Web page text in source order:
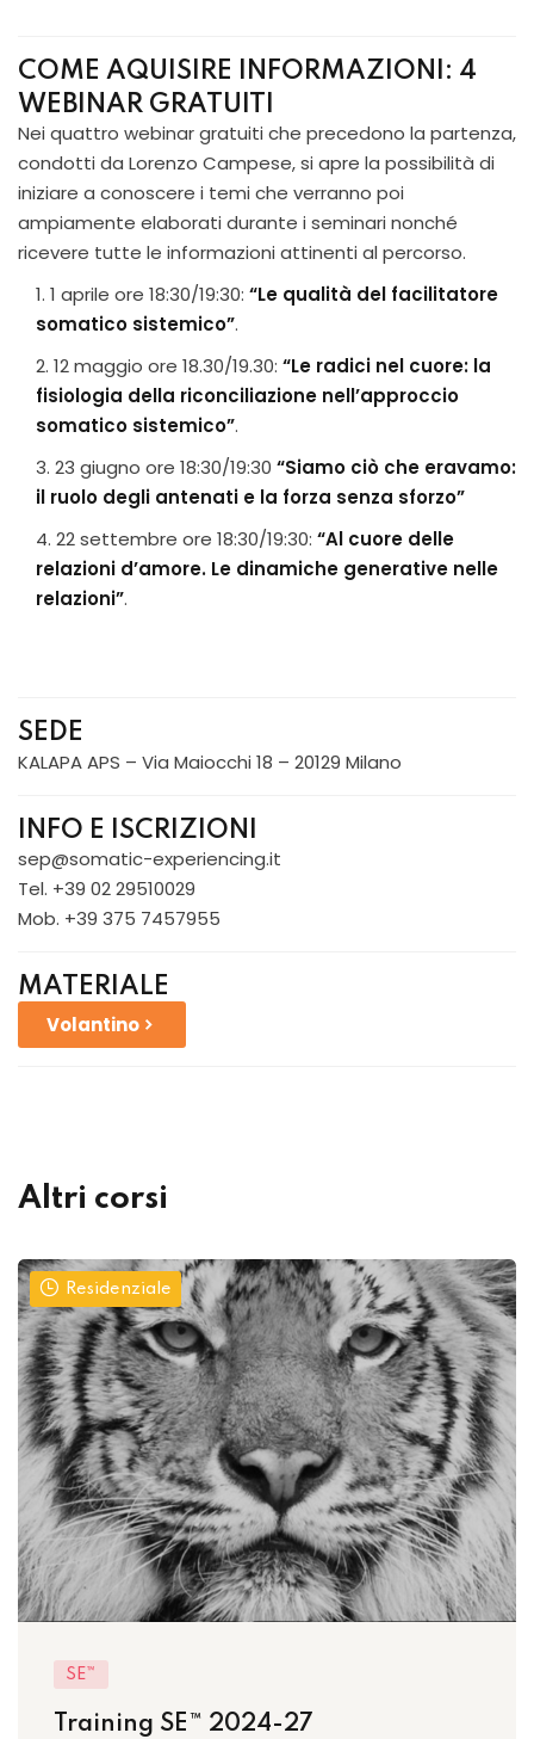
COME AQUISIRE INFORMAZIONI: 4
WEBINAR GRATUITI
Nei quattro webinar gratuiti che precedono la partenza,
condotti da Lorenzo Campese, si apre la possibilità di
iniziare a conoscere i temi che verranno poi
ampiamente elaborati durante i seminari nonché
ricevere tutte le informazioni attinenti al percorso.
1 aprile ore 18:30/19:30: “Le qualità del facilitatore
somatico sistemico”.
12 maggio ore 18.30/19.30: “Le radici nel cuore: la
fisiologia della riconciliazione nell’approccio
somatico sistemico”.
23 giugno ore 18:30/19:30 “Siamo ciò che eravamo:
il ruolo degli antenati e la forza senza sforzo”
22 settembre ore 18:30/19:30: “Al cuore delle
relazioni d’amore. Le dinamiche generative nelle
relazioni”.
SEDE
KALAPA APS – Via Maiocchi 18 – 20129 Milano
INFO E ISCRIZIONI
sep@somatic-experiencing.it
Tel. +39 02 29510029
Mob. +39 375 7457955
MATERIALE
Volantino
Altri corsi
Residenziale
SE™
Training SE™ 2024-27